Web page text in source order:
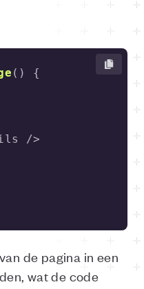
( )
de pagina in een
wat de code